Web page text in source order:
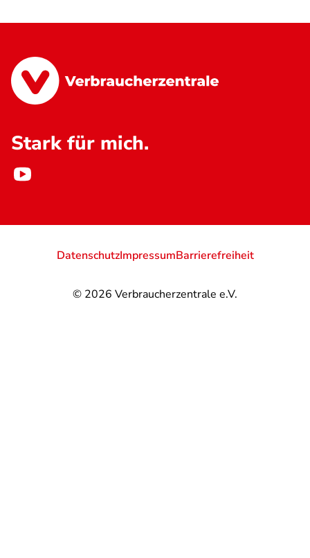
Stark für mich.
© 2026 Verbraucherzentrale e.V.
DatenschutzImpressumBarrierefreiheit